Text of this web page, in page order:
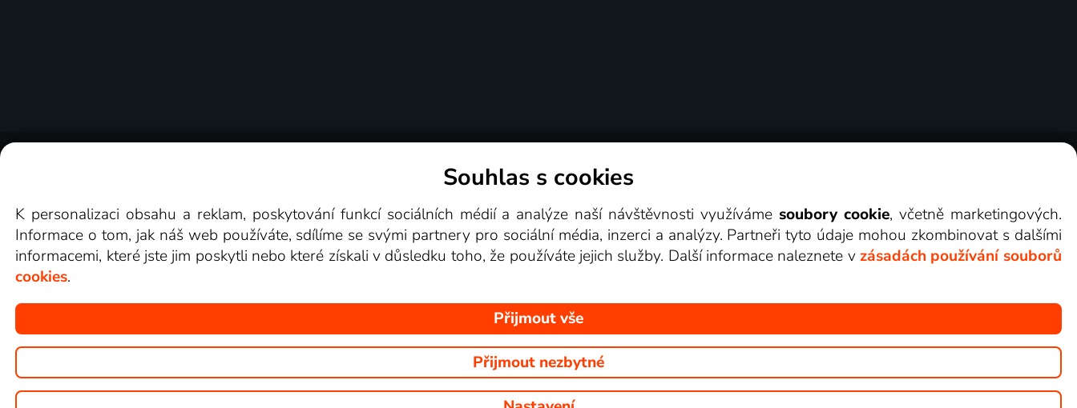
Videotéka
Copyright © goNET s.r.o. Na tomto webu jsou zobrazovány obrázky z pořadů TV stanic, které můžete sledovat v Lepší.TV.
Souhlas s cookies
K personalizaci obsahu a reklam, poskytování funkcí sociálních médií a analýze naší návštěvnosti využívámesoubory cookie, včetně marketingových.
Informace o tom, jak náš web používáte, sdílíme se svými partnery pro sociální média, inzerci a analýzy. Partneři tyto údaje mohou zkombinovat s dalšími
informacemi, které jste jim poskytli nebo které získali v důsledku toho, že používáte jejich služby. Další informace naleznete v zásadách používání souborů
cookies.
Přijmout vše
Přijmout nezbytné